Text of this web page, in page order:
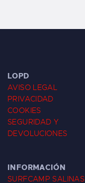
LOPD
AVISO LEGAL
PRIVACIDAD
COOKIES
SEGURIDAD Y
DEVOLUCIONES
INFORMACIÓN
SURFCAMP SALINAS